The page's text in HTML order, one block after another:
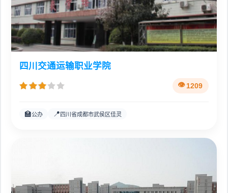
四川交通运输职业学院
1209
🏫公办 📍四川省成都市武侯区佳灵